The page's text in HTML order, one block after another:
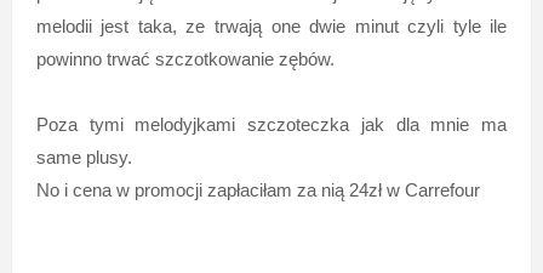
melodii jest taka, ze trwają one dwie minut czyli tyle ile
powinno trwać szczotkowanie zębów.
Poza tymi melodyjkami szczoteczka jak dla mnie ma
same plusy.
No i cena w promocji zapłaciłam za nią 24zł w Carrefour